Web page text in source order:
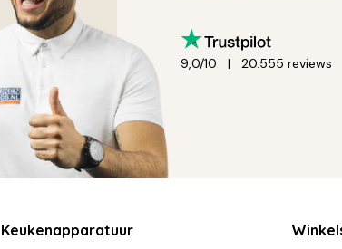
9,0/10 20.555 reviews
Keukenapparatuur